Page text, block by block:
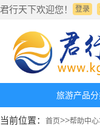
君行天下欢迎您！ 登录
旅游产品分
当前位置： 首页>>帮助中心